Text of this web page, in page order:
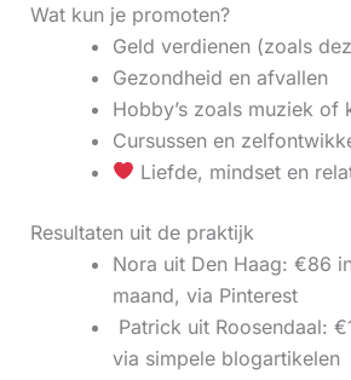
Wat kun je promoten?
Geld verdienen (zoals
Gezondheid en afvallen
Hobby’s zoals muziek of
Cursussen en
Liefde, mindset en
Resultaten uit de praktijk
Nora uit Den Haag: €86
maand, via Pinterest
Patrick uit Roosendaal:
via simpele blogartikelen